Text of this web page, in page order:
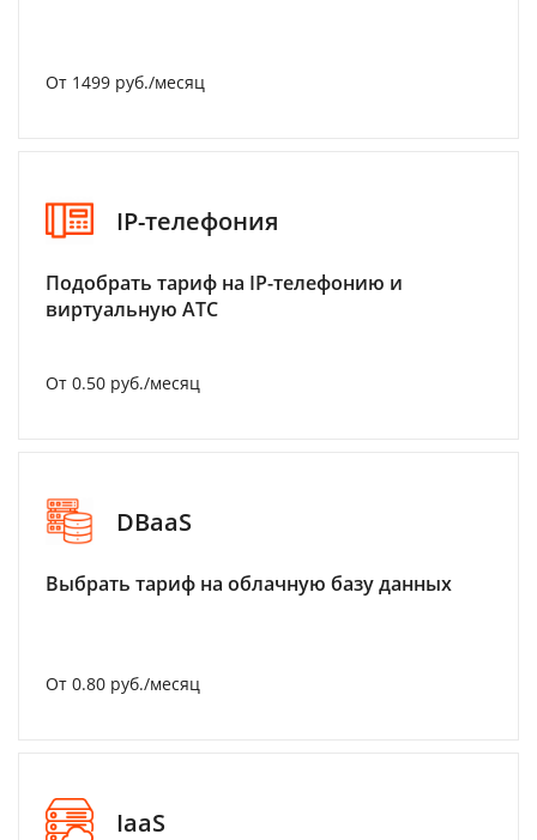
От 1499 руб./месяц
IP-телефония
Подобрать тариф на IP-телефонию и
виртуальную АТС
От 0.50 руб./месяц
DBaaS
Выбрать тариф на облачную базу данных
От 0.80 руб./месяц
IaaS